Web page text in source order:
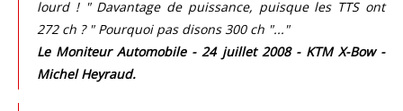
lourd ! " Davantage de puissance, puisque les TTS ont
272 ch ? " Pourquoi pas disons 300 ch "..."
Le Moniteur Automobile - 24 juillet 2008 - KTM X-Bow -
Michel Heyraud.